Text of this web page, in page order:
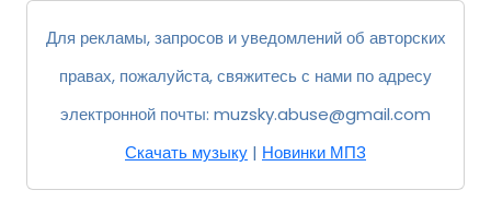
Для рекламы, запросов и уведомлений об авторских
правах, пожалуйста, свяжитесь с нами по адресу
электронной почты: muzsky.abuse@gmail.com
Скачать музыку | Новинки МП3